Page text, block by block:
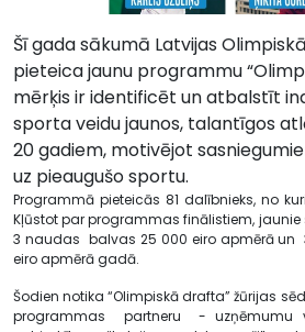
Šī gada sākumā Latvijas
pieteica jaunu programmu
mērķis ir identificēt un atbalstīt
sporta veidu jaunos, talantīgos
20 gadiem, motivējot
uz pieaugušo sportu.
Programmā pieteicās 81 dalībnieks, no
Kļūstot par programmas finālistiem,
3 naudas balvas 25 000 eiro apmērā
eiro apmērā gadā.
Šodien notika “Olimpiskā drafta” žūrijas
programmas partneru - uzņēmumu